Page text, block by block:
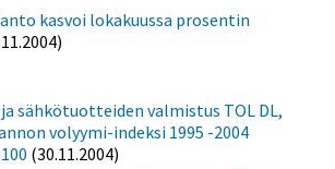
kasvoi lokakuussa prosentin
sähkötuotteiden valmistus TOL DL,
volyymi-indeksi 1995 -2004
(30.11.2004)